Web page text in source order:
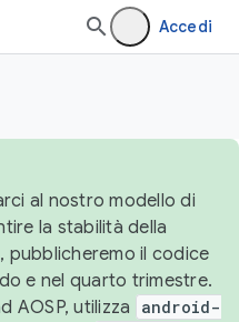
Accedi
al nostro modello di
la stabilità della
pubblicheremo il codice
e nel quarto trimestre.
AOSP, utilizza
android-